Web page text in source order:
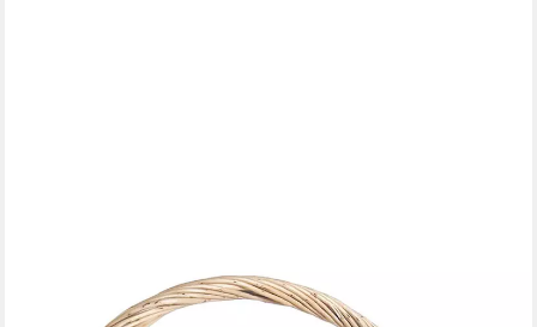
Dekokorb Geschenkkorb natur Weide Größe 3 mit Holzwolle,
Präsentkorb Weidenkor (Einzelstück, 1 St., 1 Korb),